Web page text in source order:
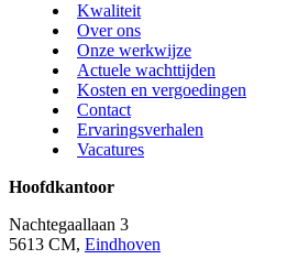
Kwaliteit
Over ons
Onze werkwijze
Actuele wachttijden
Kosten en vergoedingen
Contact
Ervaringsverhalen
Vacatures
Hoofdkantoor
Nachtegaallaan 3
5613 CM, Eindhoven